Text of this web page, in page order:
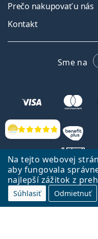
Na tejto webovej
aby fungovala
najlepší zážitok z
Súhlasiť Odmietnuť
Hodnotenia
Prečo nakupovať u nás
Kontakt
Sme na
Späť na
Lentiamo.sk vlastní a